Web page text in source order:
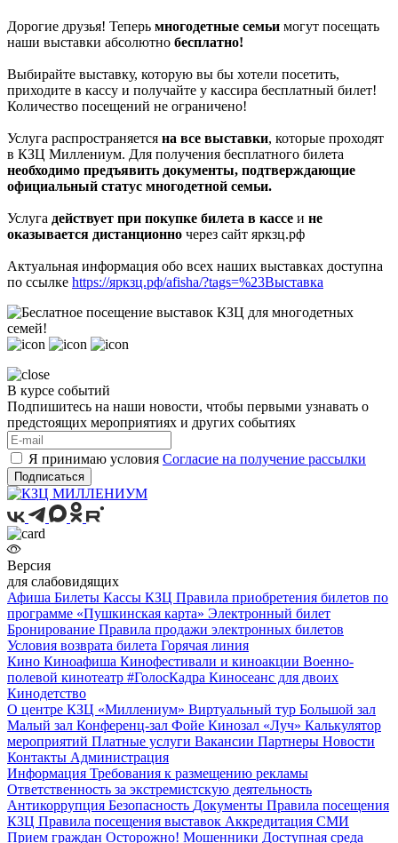
Дорогие друзья! Теперь многодетные семьи могут посещать
наши выставки абсолютно бесплатно!
Выбирайте выставку, которую вы бы хотели посетить,
приходите в кассу и получайте у кассира бесплатный билет!
Количество посещений не ограничено!
Услуга распространяется на все выставки, которые проходят
в КЗЦ Миллениум. Для получения бесплатного билета
необходимо предъявить документы, подтверждающие
официальный статус многодетной семьи.
Услуга действует при покупке билета в кассе и не
оказывается дистанционно через сайт яркзц.рф
Актуальная информация обо всех наших выставках доступна
по ссылке https://яркзц.рф/afisha/?tags=%23Выставка
В курсе событий
Подпишитесь на наши новости, чтобы первыми узнавать о
предстоящих мероприятиях и других событиях
Я принимаю условия Согласие на получение рассылки
Подписаться
Версия
для слабовидящих
Афиша Билеты Кассы КЗЦ Правила приобретения билетов по
программе «Пушкинская карта» Электронный билет
Бронирование Правила продажи электронных билетов
Условия возврата билета Горячая линия
Кино Киноафиша Кинофестивали и киноакции Военно-
полевой кинотеатр #ГолосКадра Киносеанс для двоих
Кинодетство
О центре КЗЦ «Миллениум» Виртуальный тур Большой зал
Малый зал Конференц-зал Фойе Кинозал «Луч» Калькулятор
мероприятий Платные услуги Вакансии Партнеры Новости
Контакты Администрация
Информация Требования к размещению рекламы
Ответственность за экстремистскую деятельность
Антикоррупция Безопасность Документы Правила посещения
КЗЦ Правила посещения выставок Аккредитация СМИ
Прием граждан Осторожно! Мошенники Доступная среда